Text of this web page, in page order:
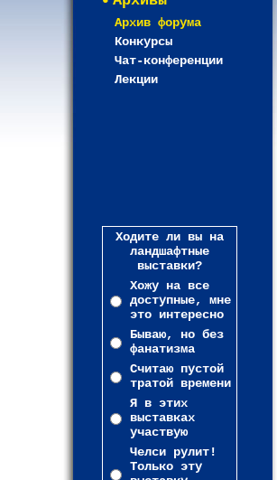
Архив форума
Конкурсы
Чат-конференции
Лекции
Ходите ли вы на
ландшафтные
выставки?
Хожу на все
доступные, мне
это интересно
Бываю, но без
фанатизма
Считаю пустой
тратой времени
Я в этих
выставках
участвую
Челси рулит!
Только эту